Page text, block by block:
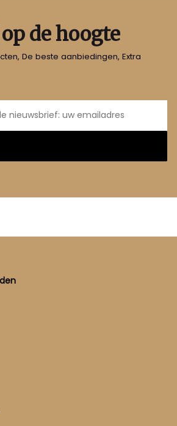
de hoogte
De beste aanbiedingen, Extra